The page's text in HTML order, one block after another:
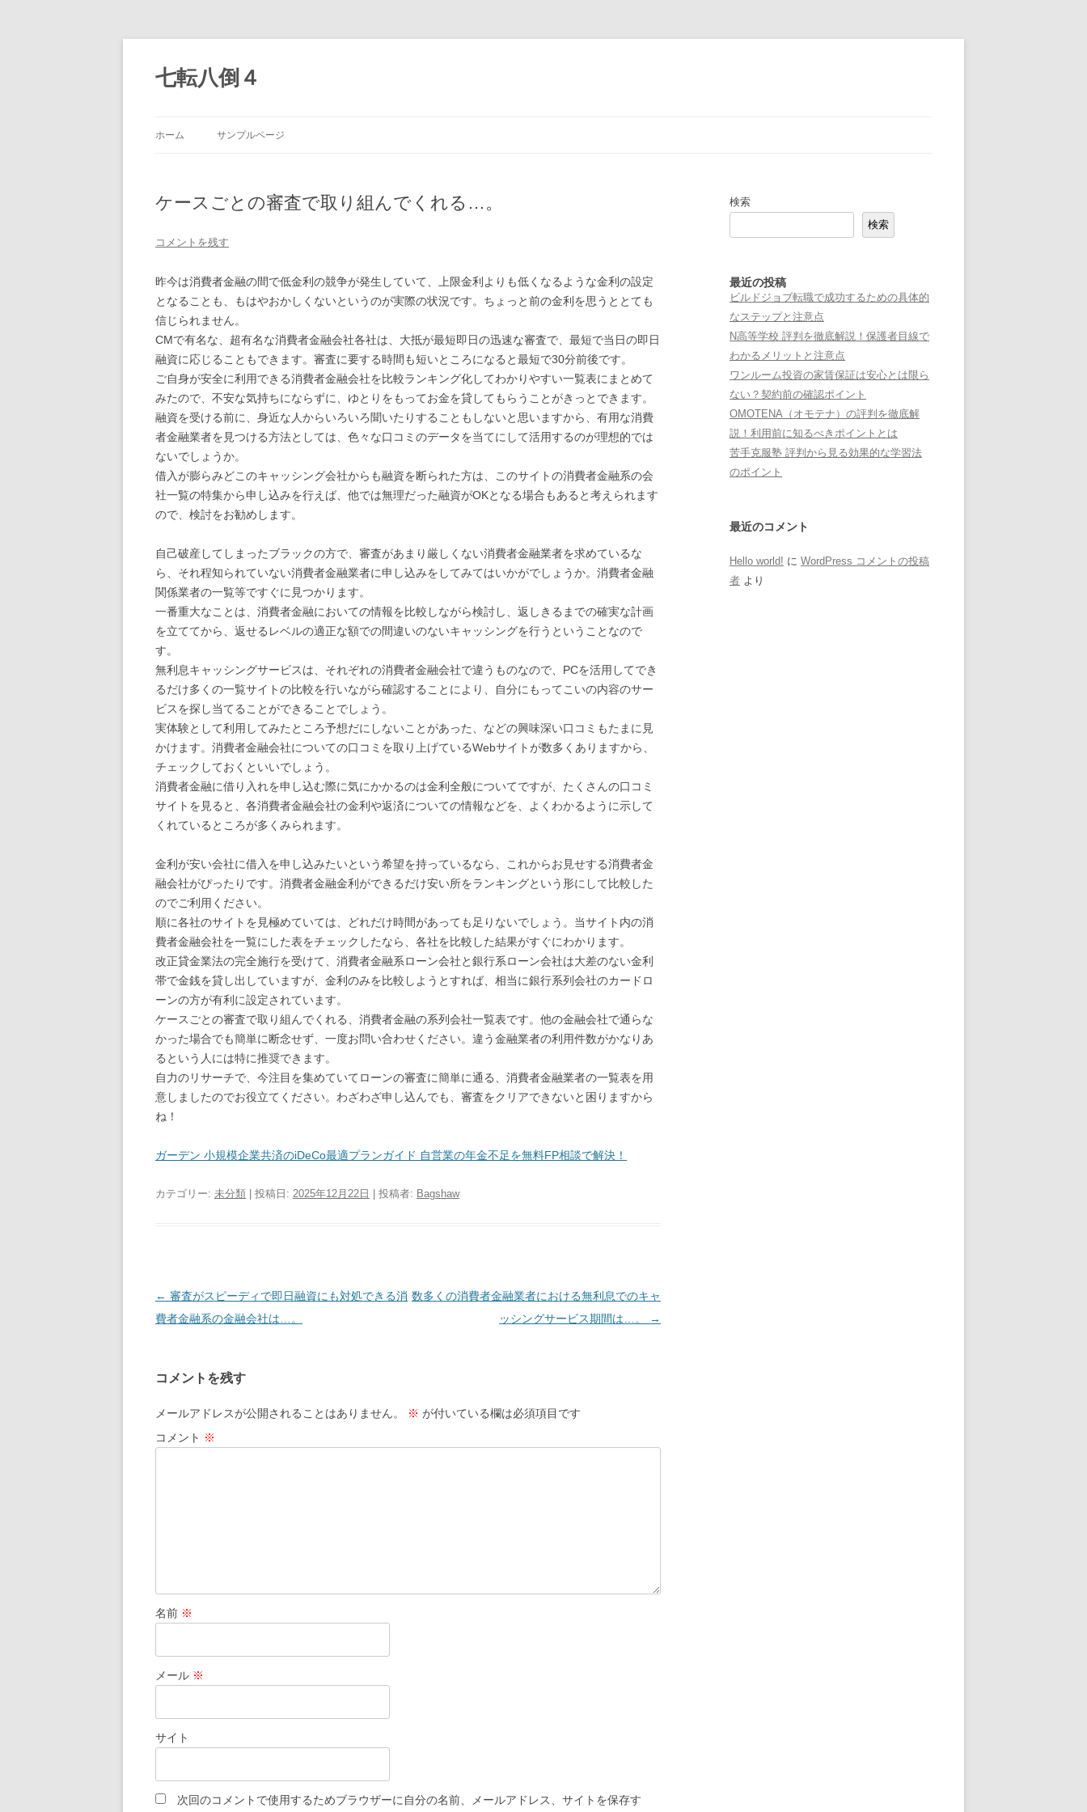
七転八倒４
ホーム サンプルページ
ケースごとの審査で取り組んでくれる…。
コメントを残す
昨今は消費者金融の間で低金利の競争が発生していて、上限金利よりも低くなるような金利の設定
となることも、もはやおかしくないというのが実際の状況です。ちょっと前の金利を思うととても
信じられません。
CMで有名な、超有名な消費者金融会社各社は、大抵が最短即日の迅速な審査で、最短で当日の即日
融資に応じることもできます。審査に要する時間も短いところになると最短で30分前後です。
ご自身が安全に利用できる消費者金融会社を比較ランキング化してわかりやすい一覧表にまとめて
みたので、不安な気持ちにならずに、ゆとりをもってお金を貸してもらうことがきっとできます。
融資を受ける前に、身近な人からいろいろ聞いたりすることもしないと思いますから、有用な消費
者金融業者を見つける方法としては、色々な口コミのデータを当てにして活用するのが理想的では
ないでしょうか。
借入が膨らみどこのキャッシング会社からも融資を断られた方は、このサイトの消費者金融系の会
社一覧の特集から申し込みを行えば、他では無理だった融資がOKとなる場合もあると考えられます
ので、検討をお勧めします。
自己破産してしまったブラックの方で、審査があまり厳しくない消費者金融業者を求めているな
ら、それ程知られていない消費者金融業者に申し込みをしてみてはいかがでしょうか。消費者金融
関係業者の一覧等ですぐに見つかります。
一番重大なことは、消費者金融においての情報を比較しながら検討し、返しきるまでの確実な計画
を立ててから、返せるレベルの適正な額での間違いのないキャッシングを行うということなので
す。
無利息キャッシングサービスは、それぞれの消費者金融会社で違うものなので、PCを活用してでき
るだけ多くの一覧サイトの比較を行いながら確認することにより、自分にもってこいの内容のサー
ビスを探し当てることができることでしょう。
実体験として利用してみたところ予想だにしないことがあった、などの興味深い口コミもたまに見
かけます。消費者金融会社についての口コミを取り上げているWebサイトが数多くありますから、
チェックしておくといいでしょう。
消費者金融に借り入れを申し込む際に気にかかるのは金利全般についてですが、たくさんの口コミ
サイトを見ると、各消費者金融会社の金利や返済についての情報などを、よくわかるように示して
くれているところが多くみられます。
金利が安い会社に借入を申し込みたいという希望を持っているなら、これからお見せする消費者金
融会社がぴったりです。消費者金融金利ができるだけ安い所をランキングという形にして比較した
のでご利用ください。
順に各社のサイトを見極めていては、どれだけ時間があっても足りないでしょう。当サイト内の消
費者金融会社を一覧にした表をチェックしたなら、各社を比較した結果がすぐにわかります。
改正貸金業法の完全施行を受けて、消費者金融系ローン会社と銀行系ローン会社は大差のない金利
帯で金銭を貸し出していますが、金利のみを比較しようとすれば、相当に銀行系列会社のカードロ
ーンの方が有利に設定されています。
ケースごとの審査で取り組んでくれる、消費者金融の系列会社一覧表です。他の金融会社で通らな
かった場合でも簡単に断念せず、一度お問い合わせください。違う金融業者の利用件数がかなりあ
るという人には特に推奨できます。
自力のリサーチで、今注目を集めていてローンの審査に簡単に通る、消費者金融業者の一覧表を用
意しましたのでお役立てください。わざわざ申し込んでも、審査をクリアできないと困りますから
ね！
ガーデン 小規模企業共済のiDeCo最適プランガイド 自営業の年金不足を無料FP相談で解決！
カテゴリー: 未分類 | 投稿日: 2025年12月22日 投稿者: Bagshaw
投
稿
ゲ
ー
シ
← 審査がスピーディで即日融資にも対処できる消
費者金融系の金融会社は…。
数多くの消費者金融業者における無利息でのキャ
ッシングサービス期間は…。
→
コメントを残す
メールアドレスが公開されることはありません。 ※ が付いている欄は必須項目です
コメント ※
名前 ※
メール ※
サイト
次回のコメントで使用するためブラウザーに自分の名前、メールアドレス、サイトを保存す
検索
検索
最近の投稿
ビルドジョブ転職で成功するための具体的
なステップと注意点
N高等学校 評判を徹底解説！保護者目線で
わかるメリットと注意点
ワンルーム投資の家賃保証は安心とは限ら
ない？契約前の確認ポイント
OMOTENA（オモテナ）の評判を徹底解
説！利用前に知るべきポイントとは
苦手克服塾 評判から見る効果的な学習法
のポイント
最近のコメント
Hello world! に WordPress コメントの投稿
者 より